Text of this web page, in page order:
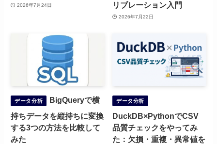
2026年7月24日 リブレーション入門
2026年7月22日
データ分析
BigQueryで横
持ちデータを縦持ちに変換
する3つの方法を比較して
みた
データ分析
DuckDB×PythonでCSV
品質チェックをやってみ
た：欠損・重複・異常値を